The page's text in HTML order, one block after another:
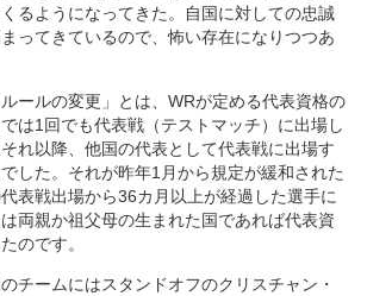
るようになってきた。自国に対しての忠誠
ってきているので、怖い存在になりつつあ
ールの変更」とは、WRが定める代表資格の
は1回でも代表戦（テストマッチ）に出場し
れ以降、他国の代表として代表戦に出場す
した。それが昨年1月から規定が緩和された
表戦出場から36カ月以上が経過した選手に
両親か祖父母の生まれた国であれば代表資
のです。
チームにはスタンドオフのクリスチャン・